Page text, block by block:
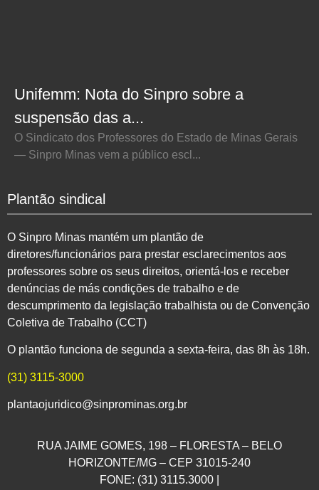
Unifemm: Nota do Sinpro sobre a
suspensão das a...
O Sindicato dos Professores do Estado de Minas Gerais
— Sinpro Minas vem a público escl...
Plantão sindical
O Sinpro Minas mantém um plantão de
diretores/funcionários para prestar esclarecimentos aos
professores sobre os seus direitos, orientá-los e receber
denúncias de más condições de trabalho e de
descumprimento da legislação trabalhista ou de Convenção
Coletiva de Trabalho (CCT)
O plantão funciona de segunda a sexta-feira, das 8h às 18h.
(31) 3115-3000
plantaojuridico@sinprominas.org.br
RUA JAIME GOMES, 198 – FLORESTA – BELO
HORIZONTE/MG – CEP 31015-240
FONE: (31) 3115.3000 |